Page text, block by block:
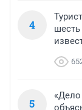
4
шесть
5